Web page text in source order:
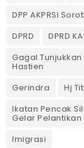
DPP AKPRSI
DPRD
DPRD
Gagal
Hastien
Gerindra
Hj
Ikatan Pencak
Gelar Pelantikan
Imigrasi